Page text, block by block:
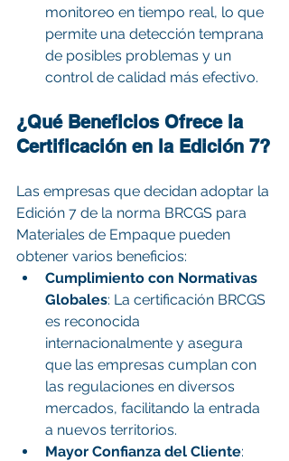
monitoreo en tiempo real, lo que
permite una detección temprana
de posibles problemas y un
control de calidad más efectivo.
¿Qué Beneficios Ofrece la
Certificación en la Edición 7?
Las empresas que decidan adoptar la
Edición 7 de la norma BRCGS para
Materiales de Empaque pueden
obtener varios beneficios:
Cumplimiento con Normativas
Globales: La certificación BRCGS
es reconocida
internacionalmente y asegura
que las empresas cumplan con
las regulaciones en diversos
mercados, facilitando la entrada
a nuevos territorios.
Mayor Confianza del Cliente: